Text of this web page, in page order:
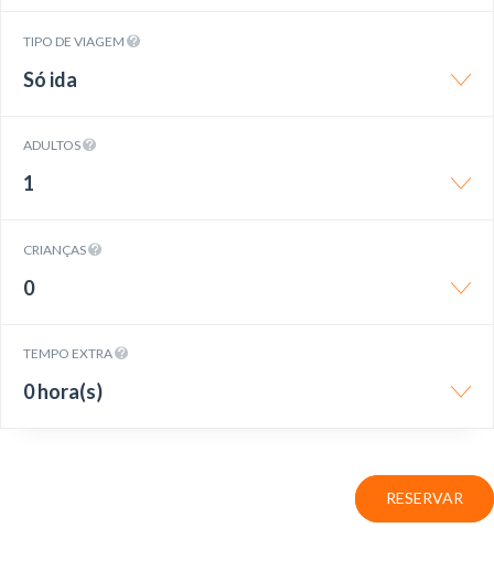
TIPO DE VIAGEM
Só ida
ADULTOS
1
CRIANÇAS
0
TEMPO EXTRA
0 hora(s)
RESERVAR